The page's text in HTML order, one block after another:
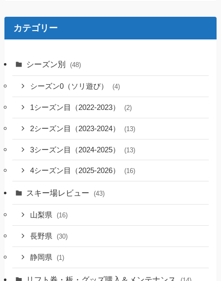
カテゴリー
シーズン別 (48)
シーズン0（ソリ遊び） (4)
1シーズン目（2022-2023） (2)
2シーズン目（2023-2024） (13)
3シーズン目（2024-2025） (13)
4シーズン目（2025-2026） (16)
スキー場レビュー (43)
山梨県 (16)
長野県 (30)
静岡県 (1)